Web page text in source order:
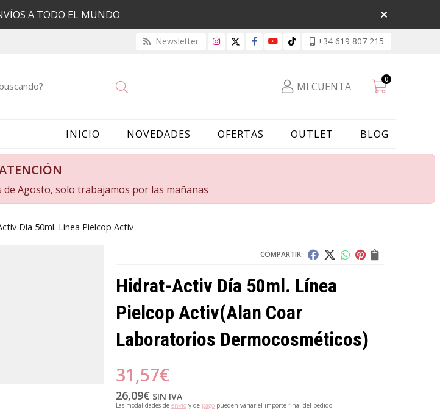
A TODO EL MUNDO
Newsletter +34 619 807 215
MI CUENTA
0
INICIO NOVEDADES OFERTAS OUTLET BLOG
de Agosto, solo trabajamos por las mañanas
Día 50ml. Línea Pielcop Activ
COMPARTIR:
Hidrat-Activ Día 50ml. Línea
Pielcop Activ(Alan Coar
Laboratorios Dermocosméticos)
31,57€
26,09€ SIN IVA
Las modalidades de envío y de pago pueden variar el importe final del pedido.